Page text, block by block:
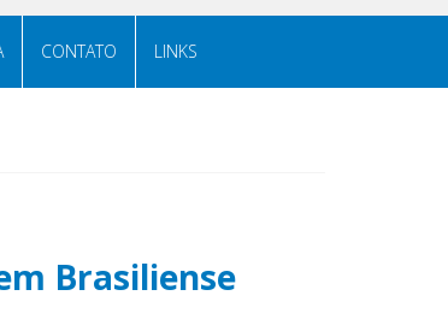
CONTATO LINKS
Brasiliense